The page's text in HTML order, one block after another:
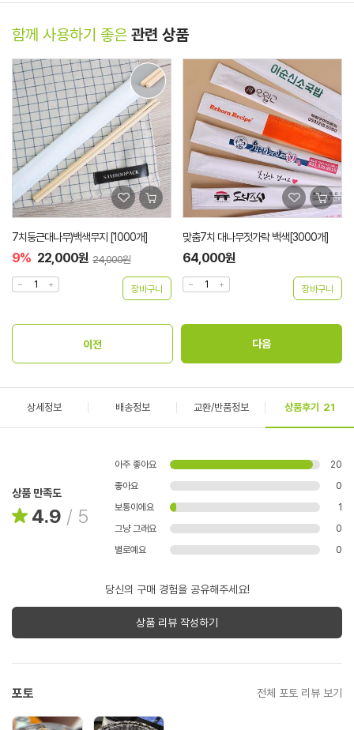
함께 사용하기 좋은 관련 상품
7치둥근대나무)백색무지 [1000개]
9% 22,000원 24,000원
맞춤7치 대나무젓가락 백색[3000개]
64,000원
상세정보 배송정보 교환/반품정보 상품후기 21
상품 만족도
4.9 / 5
아주 좋아요
20
좋아요
0
보통이에요
1
그냥 그래요
0
별로예요
0
당신의 구매 경험을 공유해주세요!
상품 리뷰 작성하기
포토 전체 포토 리뷰 보기